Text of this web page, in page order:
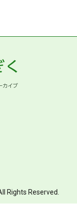
Rights Reserved.